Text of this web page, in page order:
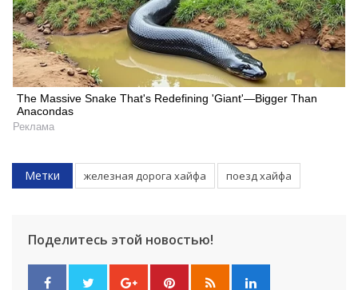
The Massive Snake That's Redefining 'Giant'—Bigger Than
Anacondas
Реклама
Метки железная дорога хайфа поезд хайфа
Поделитесь этой новостью!